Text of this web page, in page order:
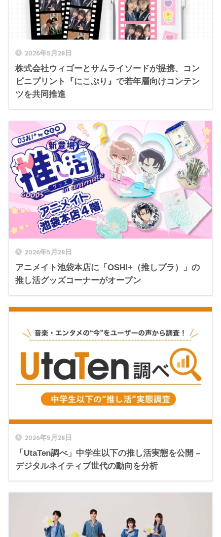
2026年5月28日
株式会社ウィゴーとサムライソードが提携、コン
ビニプリント『にこぷり』で若年層向けコンテン
ツを共同推進
2026年5月28日
アニメイト池袋本店に「OSHI+（推しプラ）」の
推し活グッズコーナーがオープン
2026年5月28日
「UtaTen調べ」中学生以下の推し活実態を公開 –
デジタルネイティブ世代の動向を分析